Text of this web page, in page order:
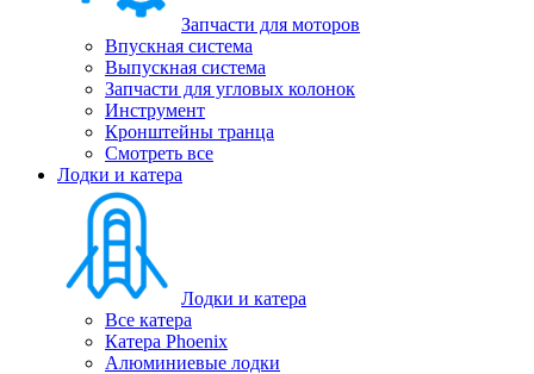
Запчасти для моторов
Впускная система
Выпускная система
Запчасти для угловых колонок
Инструмент
Кронштейны транца
Смотреть все
Лодки и катера
Лодки и катера
Все катера
Катера Phoenix
Алюминиевые лодки